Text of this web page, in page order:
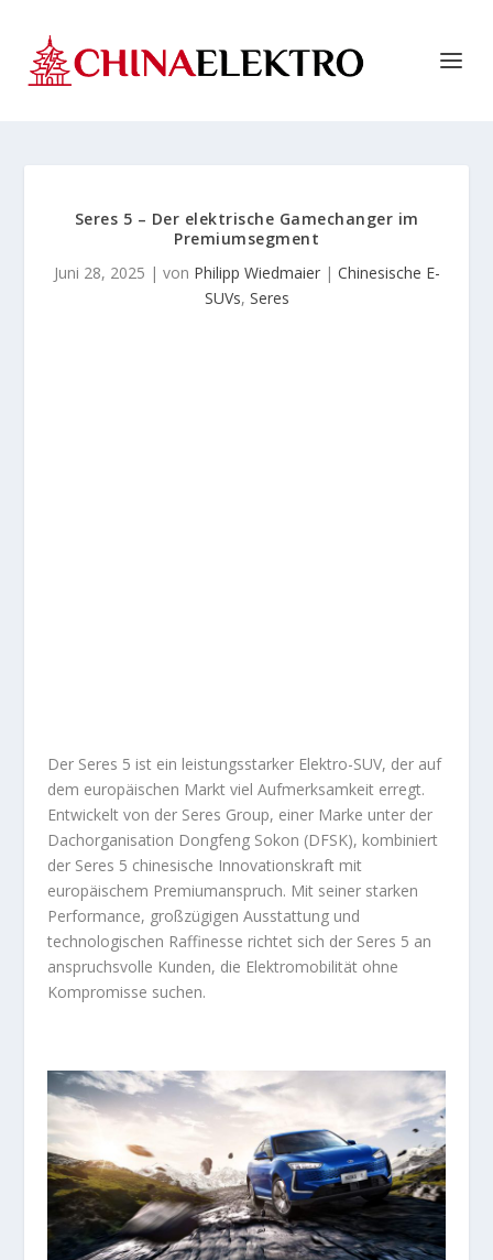
Seres 5 – Der elektrische Gamechanger im
Premiumsegment
Juni 28, 2025 | von Philipp Wiedmaier| Chinesische E-
SUVs, Seres
Der Seres 5 ist ein leistungsstarker Elektro-SUV, der auf
dem europäischen Markt viel Aufmerksamkeit erregt.
Entwickelt von der Seres Group, einer Marke unter der
Dachorganisation Dongfeng Sokon (DFSK), kombiniert
der Seres 5 chinesische Innovationskraft mit
europäischem Premiumanspruch. Mit seiner starken
Performance, großzügigen Ausstattung und
technologischen Raffinesse richtet sich der Seres 5 an
anspruchsvolle Kunden, die Elektromobilität ohne
Kompromisse suchen.